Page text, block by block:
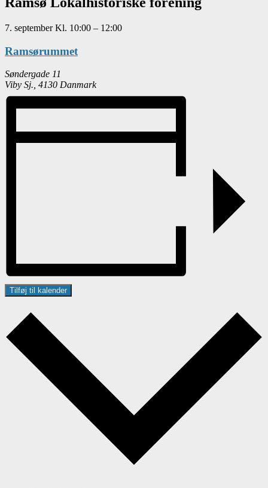
7. septemberKl. 10:00 – 12:00
Ramsørummet
Søndergade 11
Viby Sj. 4130 Danmark
Tilføj til kalender